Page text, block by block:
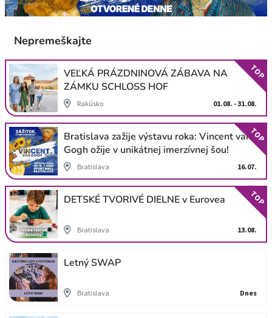
Nepremeškajte
VEĽKÁ PRÁZDNINOVÁ ZÁBAVA NA
ZÁMKU SCHLOSS HOF
Rakúsko 01.08. - 31.08.
TOP
Bratislava zažije výstavu roka: Vincent van
Gogh ožije v unikátnej imerzívnej šou!
Bratislava 16.07.
TOP
DETSKÉ TVORIVÉ DIELNE v Eurovea
Bratislava 13.08.
TOP
Letný SWAP
Bratislava Dnes